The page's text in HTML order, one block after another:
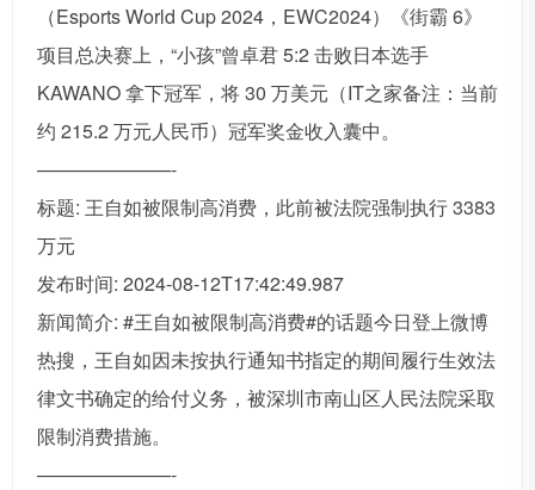
（Esports World Cup 2024，EWC2024）《街霸 6》
项目总决赛上，“小孩”曾卓君 5:2 击败日本选手
KAWANO 拿下冠军，将 30 万美元（IT之家备注：当前
约 215.2 万元人民币）冠军奖金收入囊中。
———————-
标题: 王自如被限制高消费，此前被法院强制执行 3383
万元
发布时间: 2024-08-12T17:42:49.987
新闻简介: #王自如被限制高消费#的话题今日登上微博
热搜，王自如因未按执行通知书指定的期间履行生效法
律文书确定的给付义务，被深圳市南山区人民法院采取
限制消费措施。
———————-